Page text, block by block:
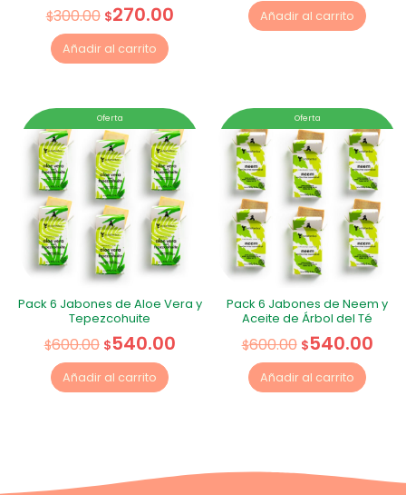
$300.00 $270.00
Añadir al carrito
Añadir al carrito
Oferta
Pack 6 Jabones de Aloe Vera y
Tepezcohuite
$600.00 $540.00
Añadir al carrito
Oferta
Pack 6 Jabones de Neem y
Aceite de Árbol del Té
$600.00 $540.00
Añadir al carrito